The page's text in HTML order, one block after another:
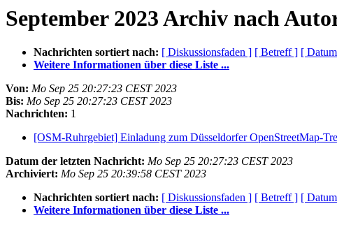
September 2023 Archiv nach
Nachrichten sortiert nach: [ Diskussionsfaden ] [ Betreff ] [
Weitere Informationen über diese Liste ...
Von: Mo Sep 25 20:27:23 CEST 2023
Bis: Mo Sep 25 20:27:23 CEST 2023
Nachrichten: 1
[OSM-Ruhrgebiet] Einladung zum Düsseldorfer OpenStreetMap-
Datum der letzten Nachricht: Mo Sep 25 20:27:23 CEST 2023
Archiviert: Mo Sep 25 20:39:58 CEST 2023
Nachrichten sortiert nach: [ Diskussionsfaden ] [ Betreff ] [
Weitere Informationen über diese Liste ...